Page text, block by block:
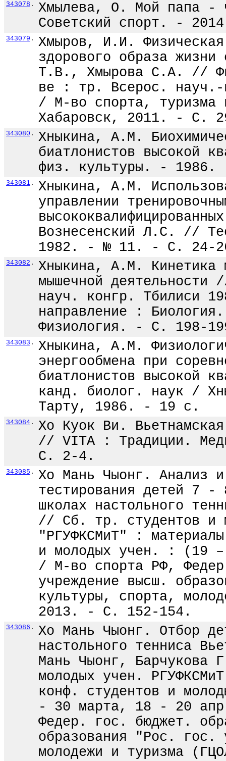
343078 .
Хмылева, О. Мой папа -
Советский спорт. -
343079 .
Хмыров, И.И.
здорового образа
Т.В., Хмырова С.А. //
ве : тр. Всерос. науч.-
/ М-во спорта,
Хабаровск, 2011. - С.
343080 .
Хныкина, А.М.
биатлонистов высокой
физ. культуры. -
343081 .
Хныкина, А.М.
управлении
Вознесенский Л.С. //
1982. - № 11. - С. 24-
343082 .
Хныкина, А.М. Кинетика
мышечной
науч. конгр. Тбилиси
направление :
Физиология. - С. 198-
343083 .
Хныкина, А.М.
энергообмена при
биатлонистов высокой
канд. биолог. наук /
Тарту, 1986. - 19 с.
343084 .
Хо Куок Ви.
// VITA : Традиции.
С. 2-4.
343085 .
Хо Мань Чыонг. Анализ и
тестирования детей 7 -
школах настольного
// Сб. тр. студентов и
"РГУФКСМиТ" :
и молодых учен. : (19
/ М-во спорта РФ,
учреждение высш.
культуры, спорта,
2013. - С. 152-154.
343086 .
Хо Мань Чыонг. Отбор
настольного тенниса
Мань Чыонг,
молодых учен.
конф. студентов и
- 30 марта, 18 - 20
Федер. гос. бюджет.
образования "Рос.
молодежи и туризма